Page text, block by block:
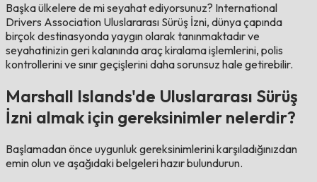
Başka ülkelere de mi seyahat ediyorsunuz? International
Drivers Association Uluslararası Sürüş İzni, dünya çapında
birçok destinasyonda yaygın olarak tanınmaktadır ve
seyahatinizin geri kalanında araç kiralama işlemlerini, polis
kontrollerini ve sınır geçişlerini daha sorunsuz hale getirebilir.
Marshall Islands'de Uluslararası Sürüş
İzni almak için gereksinimler nelerdir?
Başlamadan önce uygunluk gereksinimlerini karşıladığınızdan
emin olun ve aşağıdaki belgeleri hazır bulundurun.